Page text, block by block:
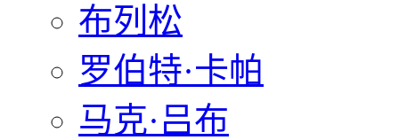
布列松
罗伯特·卡帕
马克·吕布